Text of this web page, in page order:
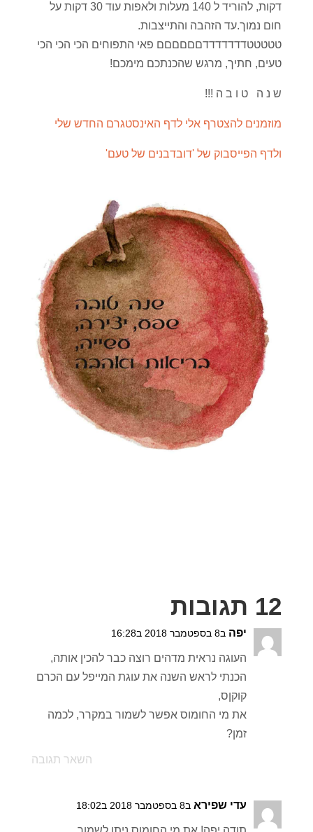
דקות, להוריד ל 140 מעלות ולאפות עוד 30 דקות על
חום נמוך.עד הזהבה והתייצבות.
טטטטטדדדדדדדםםםםםם פאי התפוחים הכי הכי הכי
טעים, חתיך, מרגש שהכנתכם מימכם!
ש נ ה ט ו ב ה !!!
מוזמנים להצטרף אלי לדף האינסטגרם החדש שלי
ולדף הפייסבוק של 'דובדבנים של טעם'
12 תגובות
יפה ב8 בספטמבר 2018 ב16:28
העוגה נראית מדהים רוצה כבר להכין אותה,
הכנתי לראש השנה את עוגת המייפל עם הכרם
קוקןס,
את מי החומוס אפשר לשמור במקרר, לכמה
זמן?
השאר תגובה
עדי שפירא ב8 בספטמבר 2018 ב18:02